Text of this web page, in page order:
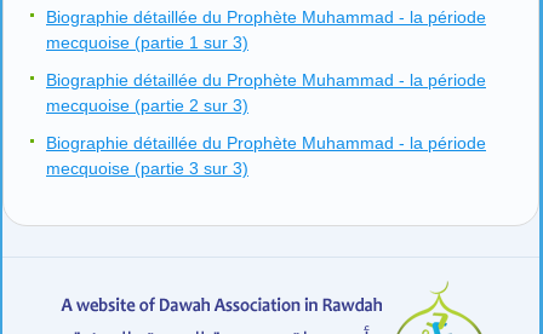
Biographie détaillée du Prophète Muhammad - la période
mecquoise (partie 1 sur 3)
Biographie détaillée du Prophète Muhammad - la période
mecquoise (partie 2 sur 3)
Biographie détaillée du Prophète Muhammad - la période
mecquoise (partie 3 sur 3)